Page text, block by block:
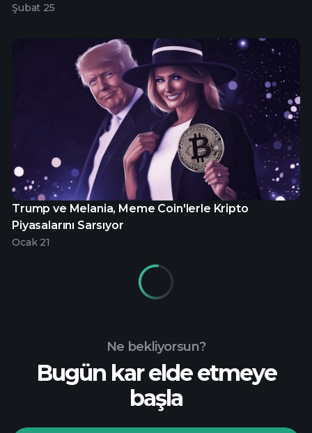
Şubat 25
Trump ve Melania, Meme Coin'lerle Kripto
Piyasalarını Sarsıyor
Ocak 21
Ne bekliyorsun?
Bugün kar elde etmeye
başla